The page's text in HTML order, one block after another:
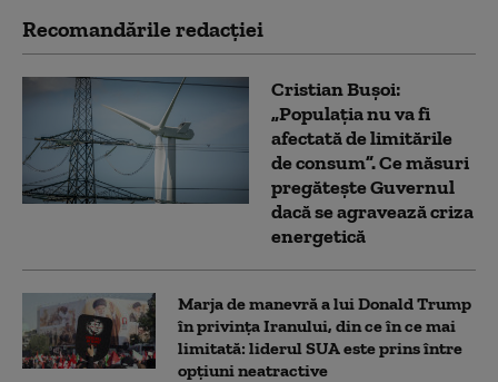
Recomandările redacţiei
Cristian Bușoi:
„Populația nu va fi
afectată de limitările
de consum”. Ce măsuri
pregătește Guvernul
dacă se agravează criza
energetică
Marja de manevră a lui Donald Trump
în privința Iranului, din ce în ce mai
limitată: liderul SUA este prins între
opțiuni neatractive